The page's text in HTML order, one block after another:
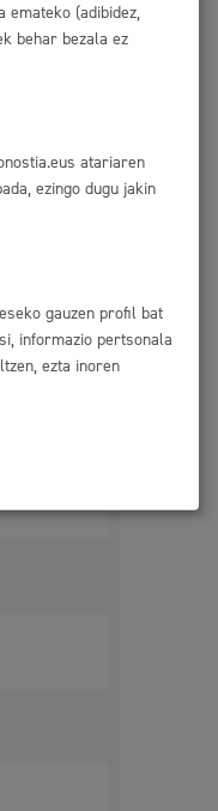
emateko (adibidez,
behar bezala ez
atariaren
ezingo dugu jakin
gauzen profil bat
informazio pertsonala
ezta inoren